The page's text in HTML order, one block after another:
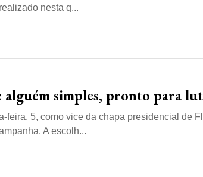
nesta q...
simples, pronto para
feira, 5, como vice da chapa presidencial de
A escolh...